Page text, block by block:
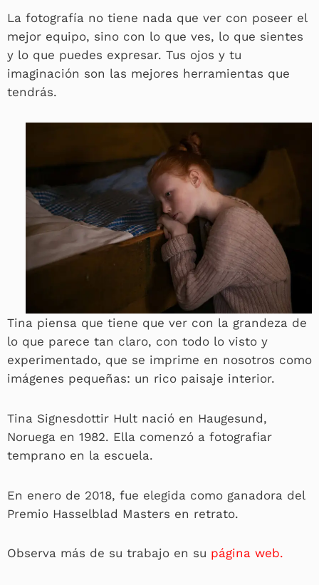
La fotografía no tiene nada que ver con poseer el
mejor equipo, sino con lo que ves, lo que sientes
y lo que puedes expresar. Tus ojos y tu
imaginación son las mejores herramientas que
tendrás.
Tina piensa que tiene que ver con la grandeza de
lo que parece tan claro, con todo lo visto y
experimentado, que se imprime en nosotros como
imágenes pequeñas: un rico paisaje interior.
Tina Signesdottir Hult nació en Haugesund,
Noruega en 1982. Ella comenzó a fotografiar
temprano en la escuela.
En enero de 2018, fue elegida como ganadora del
Premio Hasselblad Masters en retrato.
Observa más de su trabajo en su página web.